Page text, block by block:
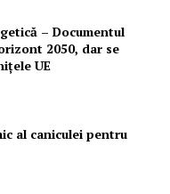
– Documentul
2050, dar se
UE
al caniculei pentru